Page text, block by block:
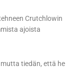
Crutchlowin
ajoista
tiedän, että he